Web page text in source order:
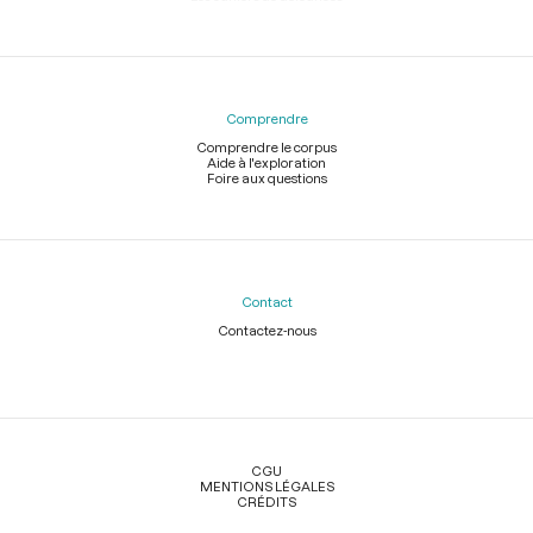
Comprendre
Comprendre le corpus
Aide à l'exploration
Foire aux questions
Contact
Contactez-nous
Légal
CGU
MENTIONS LÉGALES
CRÉDITS